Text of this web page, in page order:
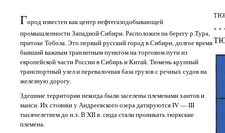
Город известен как центр нефтегазодобывающей
промышленности Западной Сибири. Расположен на берегу р.Тура,
притоке Тобола. Это первый русский город в Сибири, долгое время
бывший важным транзитным пунктом на торговом пути из
европейской части России в Сибирь и Китай. Тюмень крупный
транспортный узел и перевалочная база грузов с речных судов на
железную дорогу.
Здешние территории некогда были заселены племенами хантов и
манси. Их стоянки у Андреевского озера датируются IV — III
тысячелетием до н.э. В XII в. сюда стали проникать тюркские
племена.
* *